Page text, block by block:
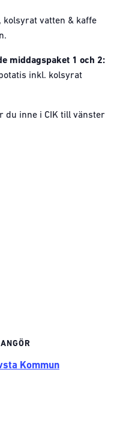
kolsyrat vatten & kaffe
middagspaket 1 och 2:
inkl. kolsyrat
du inne i CIK till vänster
Kommun